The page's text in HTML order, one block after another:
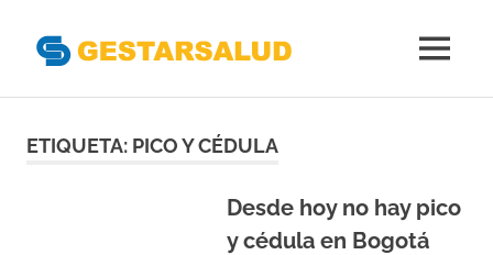
Gestoras
MENÚ
ETIQUETA: PICO Y CÉDULA
Desde hoy no hay pico
y cédula en Bogotá